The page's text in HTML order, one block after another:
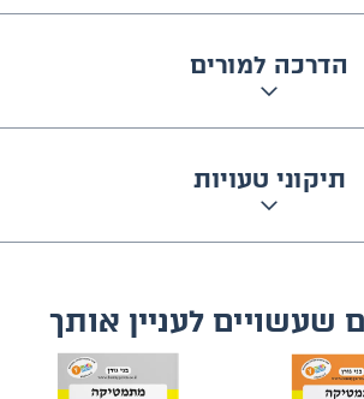
הדרכה למורים
תיקוני טעויות
שעשויים לעניין אותך